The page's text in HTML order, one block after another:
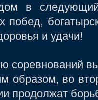
в
и удачи!
образом, во
продолжат